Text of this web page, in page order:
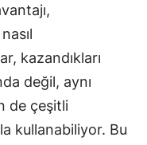
Şırnak
Bartın
Ardahan
Iğdır
kazandıkları
değil, aynı
de çeşitli
kullanabiliyor. Bu